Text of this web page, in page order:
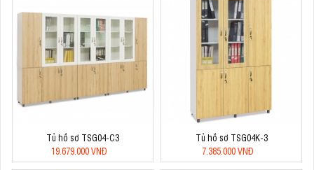
Tủ hồ sơ TSG04-C3
19.679.000 VNĐ
Tủ hồ sơ TSG04K-3
7.385.000 VNĐ